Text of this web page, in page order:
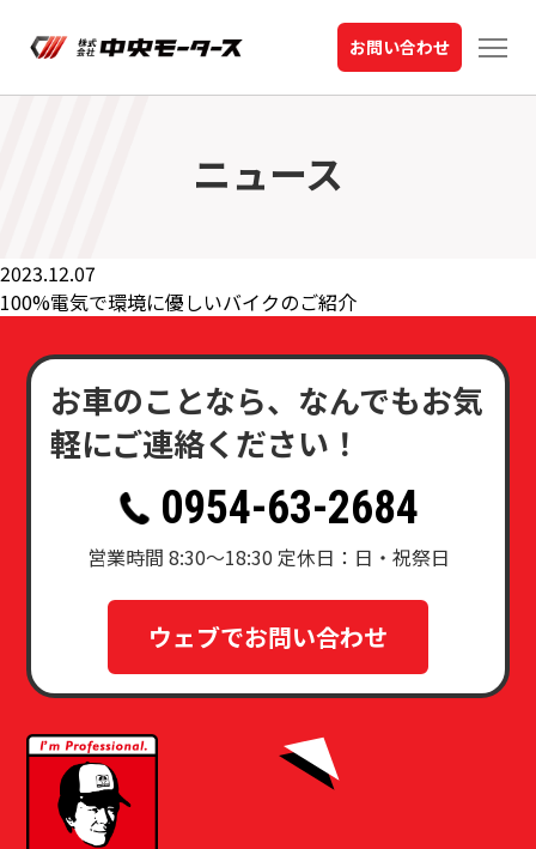
お問い合わせ
ニュース
2023.12.07
100%電気で環境に優しいバイクのご紹介
お車のことなら、なんでもお気
軽にご連絡ください！
0954-63-2684
営業時間 8:30〜18:30 定休日：日・祝祭日
ウェブでお問い合わせ